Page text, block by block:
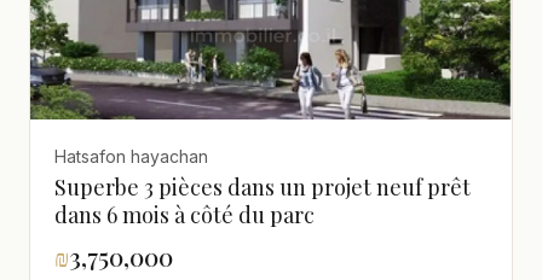
Hatsafon hayachan
Superbe 3 pièces dans un projet neuf prêt
dans 6 mois à côté du parc
₪3,750,000